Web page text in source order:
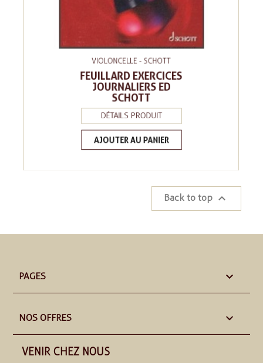
VIOLONCELLE - SCHOTT
FEUILLARD EXERCICES
JOURNALIERS ED
SCHOTT
DÉTAILS PRODUIT
AJOUTER AU PANIER
Back to top 
PAGES 
NOS OFFRES 
VENIR CHEZ NOUS